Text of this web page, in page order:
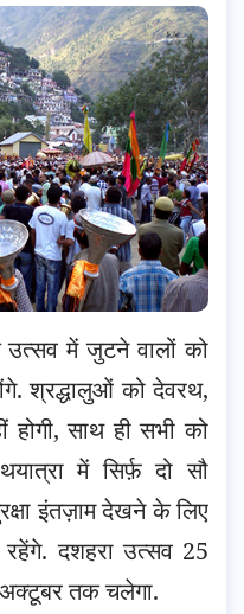
में जुटने वालों को
श्रद्धालुओं को देवरथ,
साथ ही सभी को
में सिर्फ़ दो सौ
इंतज़ाम देखने के लिए
दशहरा उत्सव 25
तक चलेगा.